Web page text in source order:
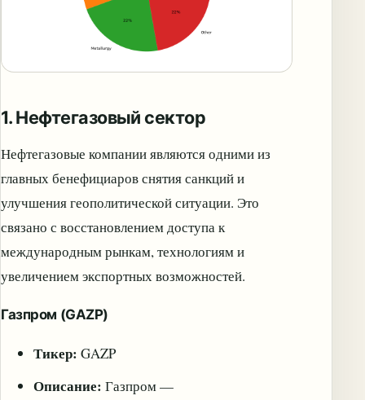
1. Нефтегазовый сектор
Нефтегазовые компании являются одними из
главных бенефициаров снятия санкций и
улучшения геополитической ситуации. Это
связано с восстановлением доступа к
международным рынкам, технологиям и
увеличением экспортных возможностей.
Газпром (GAZP)
Тикер: GAZP
Описание: Газпром —